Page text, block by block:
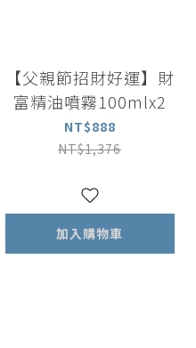
【父親節招財好運】財
富精油噴霧100mlx2
NT$888
NT$1,376
加入購物車